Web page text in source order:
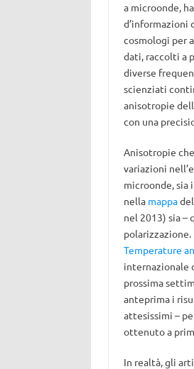
a microonde,
d’informazioni
cosmologi per
dati, raccolti a
diverse
scienziati
anisotropie
con una
Anisotropie
variazioni
microonde, sia
nella mappa
nel 2013) sia –
polarizzazione.
Temperature
internazionale
prossima
anteprima i
attesissimi –
ottenuto a
In realtà, gli